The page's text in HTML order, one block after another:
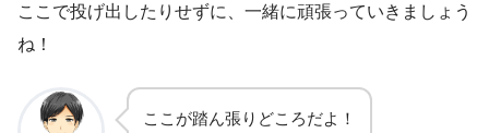
ここで投げ出したりせずに、一緒に頑張っていきましょう
ね！
ここが踏ん張りどころだよ！